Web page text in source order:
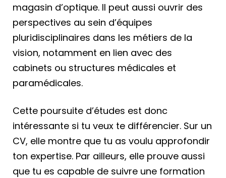
magasin d’optique. Il peut aussi ouvrir des
perspectives au sein d’équipes
pluridisciplinaires dans les métiers de la
vision, notamment en lien avec des
cabinets ou structures médicales et
paramédicales.
Cette poursuite d’études est donc
intéressante si tu veux te différencier. Sur un
CV, elle montre que tu as voulu approfondir
ton expertise. Par ailleurs, elle prouve aussi
que tu es capable de suivre une formation